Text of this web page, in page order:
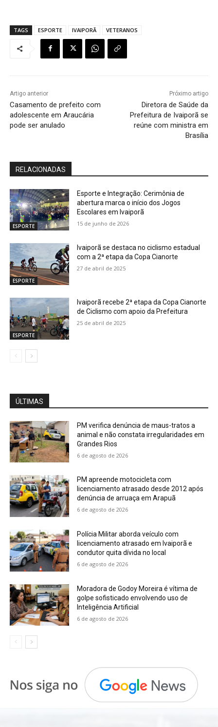
TAGS ESPORTE IVAIPORÃ VETERANOS
Artigo anterior
Casamento de prefeito com
adolescente em Araucária
pode ser anulado
Próximo artigo
Diretora de Saúde da
Prefeitura de Ivaiporã se
reúne com ministra em
Brasília
RELACIONADAS
ESPORTE
Esporte e Integração: Cerimônia de
abertura marca o início dos Jogos
Escolares em Ivaiporã
15 de junho de 2026
ESPORTE
Ivaiporã se destaca no ciclismo estadual
com a 2ª etapa da Copa Cianorte
27 de abril de 2025
ESPORTE
Ivaiporã recebe 2ª etapa da Copa Cianorte
de Ciclismo com apoio da Prefeitura
25 de abril de 2025
ÚLTIMAS
PM verifica denúncia de maus-tratos a
animal e não constata irregularidades em
Grandes Rios
6 de agosto de 2026
PM apreende motocicleta com
licenciamento atrasado desde 2012 após
denúncia de arruaça em Arapuã
6 de agosto de 2026
Polícia Militar aborda veículo com
licenciamento atrasado em Ivaiporã e
condutor quita dívida no local
6 de agosto de 2026
Moradora de Godoy Moreira é vítima de
golpe sofisticado envolvendo uso de
Inteligência Artificial
6 de agosto de 2026